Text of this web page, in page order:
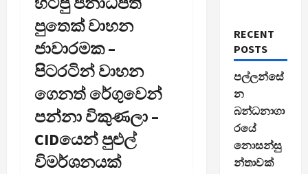
පුතෙක් වාහන
ජාවාරමක –
පිටරටින් වාහන
ගෙනත් රේගුවෙන්
පන්නා විකුණලා –
CIDයෙන් පුළුල්
විමර්ශනයක්
RECENT
POSTS
පල්ලන්සේ
න
බන්ධනාගා
රයේ
නොසන්සු
න්තාවක්